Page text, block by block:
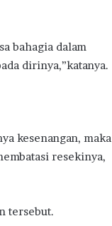
bahagia dalam
dirinya,”katanya.
kesenangan, maka
resekinya,
tersebut.